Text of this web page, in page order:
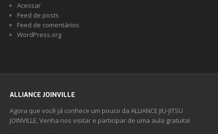
Acessar
Feed de posts
Feed de comentários
WordPress.org
ALLIANCE JOINVILLE
Agora que você já conhece um pouco da ALLIANCE JIU-JITSU
JOINVILLE, Venha nos visitar e participar de uma aula gratuita!